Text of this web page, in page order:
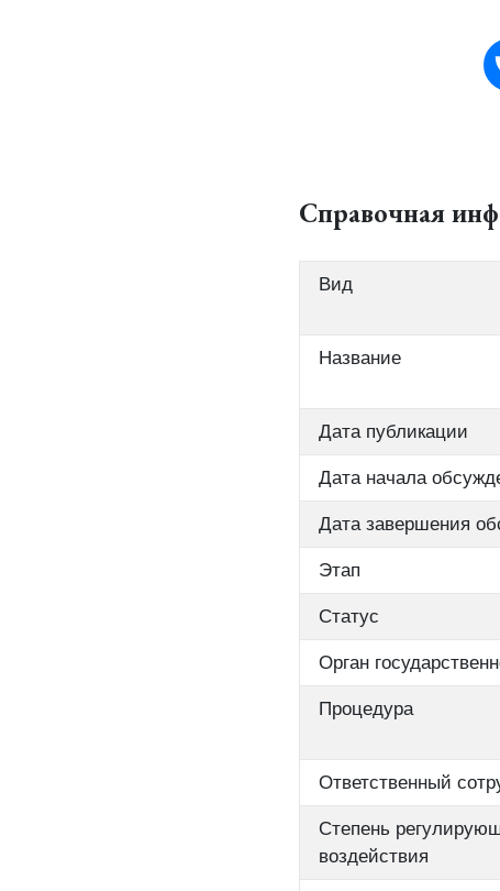
Справочная
Вид
Название
Дата публикации
Дата начала
Дата завершения
Этап
Статус
Орган
Процедура
Ответственный
Степень
воздействия